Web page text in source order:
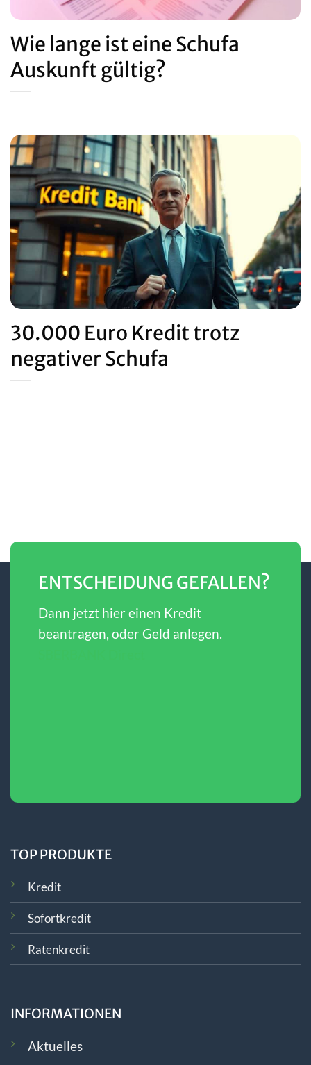
Wie lange ist eine Schufa
Auskunft gültig?
30.000 Euro Kredit trotz
negativer Schufa
ENTSCHEIDUNG GEFALLEN?
Dann jetzt hier einen Kredit
beantragen, oder Geld anlegen.
TOP PRODUKTE
Kredit
Sofortkredit
Ratenkredit
INFORMATIONEN
Aktuelles